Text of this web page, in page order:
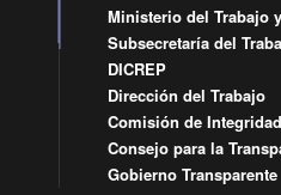
Ministerio del Trabajo
Subsecretaría del
DICREP
Dirección del Trabajo
Comisión de
Consejo para la
Gobierno Transparente